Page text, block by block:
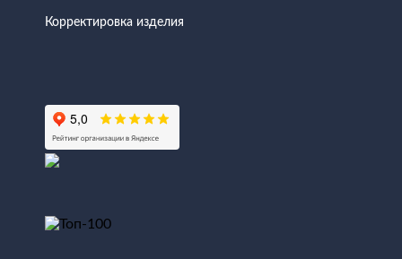
Корректировка изделия